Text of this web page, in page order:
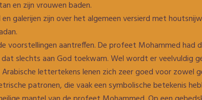
en zijn vrouwen baden.
galerijen zijn over het algemeen versierd met
voorstellingen aantreffen. De profeet Mohammed
slechts aan God toekwam. Wel wordt er veelvuldig
lettertekens lenen zich zeer goed voor zowel
patronen, die vaak een symbolische betekenis